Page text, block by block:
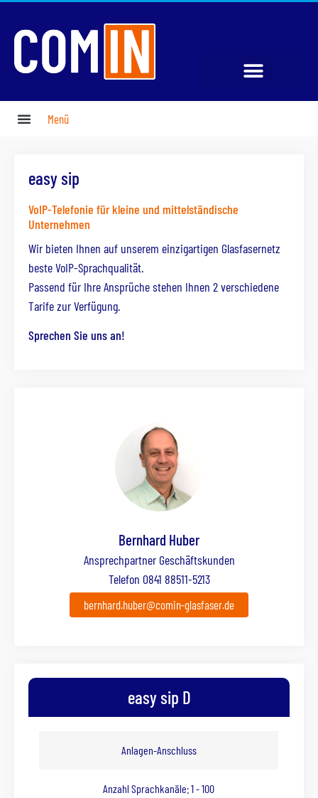
Menü
easy sip
VoIP-Telefonie für kleine und mittelständische
Unternehmen
Wir bieten Ihnen auf unserem einzigartigen Glasfasernetz
beste VoIP-Sprachqualität.
Passend für Ihre Ansprüche stehen Ihnen 2 verschiedene
Tarife zur Verfügung.
Sprechen Sie uns an!
Bernhard Huber
Ansprechpartner Geschäftskunden
Telefon 0841 88511-5213
bernhard.huber@comin-glasfaser.de
easy sip D
Anlagen-Anschluss
Anzahl Sprachkanäle: 1 - 100